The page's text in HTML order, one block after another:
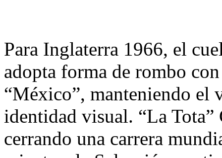
Para Inglaterra 1966, el
adopta forma de rombo
“México”, manteniendo el
identidad visual. “La
cerrando una carrera